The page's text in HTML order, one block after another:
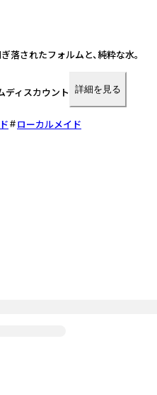
落されたフォルムと、純粋な水。
ディスカウント 詳細を見る
ローカルメイド